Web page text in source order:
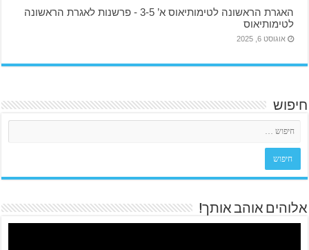
האגרת הראשונה לטימותיאוס א’ 3-5 ‫- פרשנות לאגרת הראשונה
לטימותיאוס
אוגוסט 6, 2025
חיפוש
אלוהים אוהב אותך!